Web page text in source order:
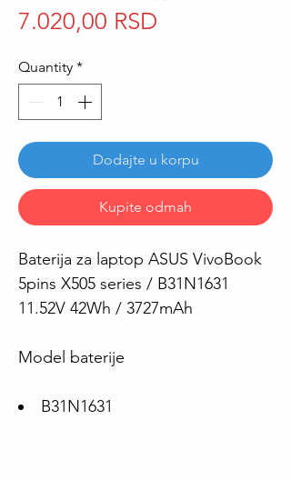
7.020,00 RSD
Quantity *
Dodajte u korpu
Kupite odmah
Baterija za laptop ASUS VivoBook
5pins X505 series / B31N1631
11.52V 42Wh / 3727mAh
Model baterije
B31N1631